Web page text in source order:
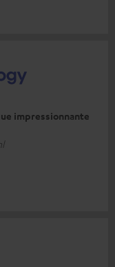
impressionnante